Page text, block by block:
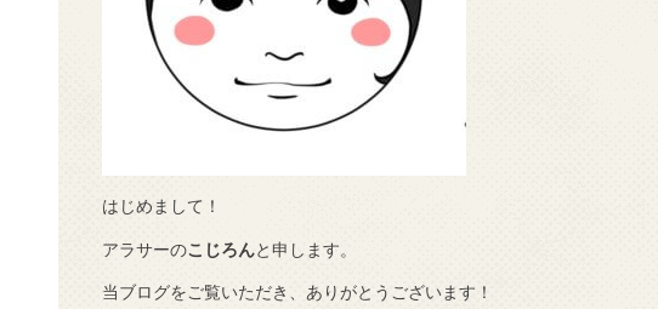
はじめまして！
アラサーのこじろんと申します。
当ブログをご覧いただき、ありがとうございます！